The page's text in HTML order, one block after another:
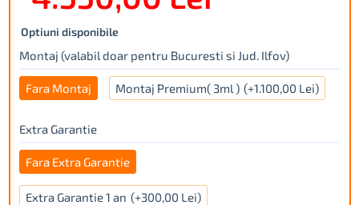
Optiuni disponibile
Montaj (valabil doar pentru Bucuresti si Jud. Ilfov)
Fara Montaj Montaj Premium( 3ml ) (+1.100,00 Lei)
Extra Garantie
Fara Extra Garantie
Extra Garantie 1 an (+300,00 Lei)